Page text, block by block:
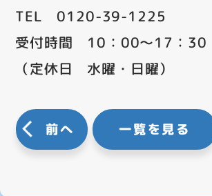
TEL 0120-39-1225
受付時間 10：00～17：30
（定休日 水曜・日曜）
前へ 一覧を見る